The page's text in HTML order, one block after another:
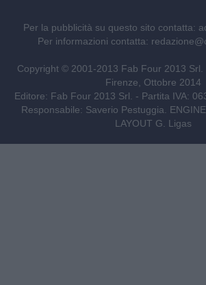
Per la pubblicità su questo sito contatta:
Per informazioni contatta:
Copyright © 2001-2013 Fab Four 2013 Srl.
Firenze, Ottobre 2014
Editore: Fab Four 2013 Srl. - Partita IVA:
Responsabile: Saverio Pestuggia.
LAYOUT G. Ligas